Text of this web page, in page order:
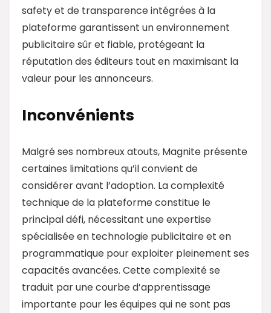
safety et de transparence intégrées à la
plateforme garantissent un environnement
publicitaire sûr et fiable, protégeant la
réputation des éditeurs tout en maximisant la
valeur pour les annonceurs.
Inconvénients
Malgré ses nombreux atouts, Magnite présente
certaines limitations qu’il convient de
considérer avant l’adoption. La complexité
technique de la plateforme constitue le
principal défi, nécessitant une expertise
spécialisée en technologie publicitaire et en
programmatique pour exploiter pleinement ses
capacités avancées. Cette complexité se
traduit par une courbe d’apprentissage
importante pour les équipes qui ne sont pas